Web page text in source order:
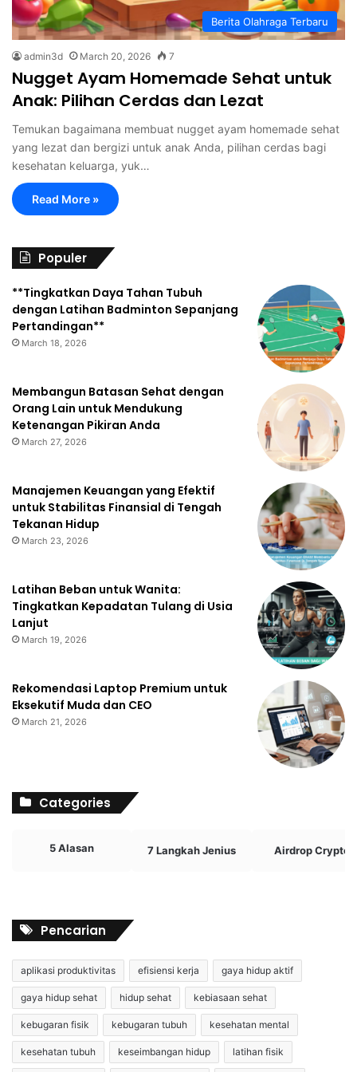
Berita Olahraga Terbaru
admin3d March 20, 2026 7
Nugget Ayam Homemade Sehat untuk
Anak: Pilihan Cerdas dan Lezat
Temukan bagaimana membuat nugget ayam homemade sehat
yang lezat dan bergizi untuk anak Anda, pilihan cerdas bagi
kesehatan keluarga, yuk…
Read More »
Populer
**Tingkatkan Daya Tahan Tubuh
dengan Latihan Badminton Sepanjang
Pertandingan**
March 18, 2026
Membangun Batasan Sehat dengan
Orang Lain untuk Mendukung
Ketenangan Pikiran Anda
March 27, 2026
Manajemen Keuangan yang Efektif
untuk Stabilitas Finansial di Tengah
Tekanan Hidup
March 23, 2026
Latihan Beban untuk Wanita:
Tingkatkan Kepadatan Tulang di Usia
Lanjut
March 19, 2026
Rekomendasi Laptop Premium untuk
Eksekutif Muda dan CEO
March 21, 2026
Categories
5 Alasan 7 Langkah Jenius Airdrop Crypto
Pencarian
aplikasi produktivitas efisiensi kerja gaya hidup aktif
gaya hidup sehat hidup sehat kebiasaan sehat
kebugaran fisik kebugaran tubuh kesehatan mental
kesehatan tubuh keseimbangan hidup latihan fisik